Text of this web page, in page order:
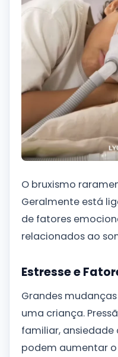
O bruxismo
Geralmente está
de fatores
relacionados ao
Estresse e
Grandes
uma criança.
familiar,
podem aumentar